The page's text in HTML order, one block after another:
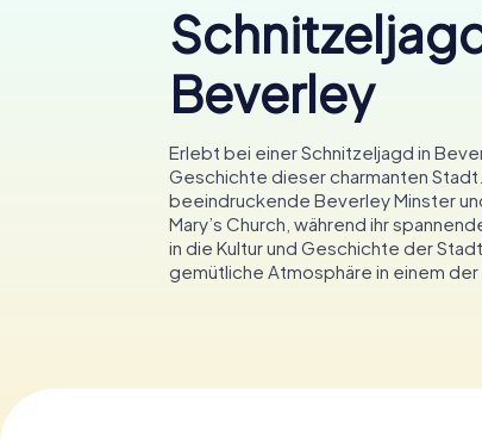
Beverley
Erlebt bei einer Schnitzeljagd in
Geschichte dieser charmanten
beeindruckende Beverley Minster
Mary’s Church, während ihr
in die Kultur und Geschichte der
gemütliche Atmosphäre in einem der